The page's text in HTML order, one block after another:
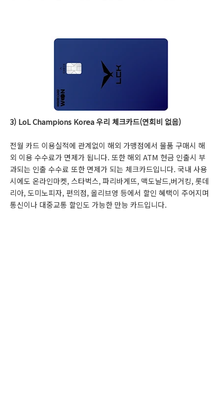
3) LoL Champions Korea 우리 체크카드(연회비 없음)
전월 카드 이용실적에 관계없이 해외 가맹점에서 물품 구매시 해
외 이용 수수료가 면제가 됩니다. 또한 해외 ATM 현금 인출시 부
과되는 인출 수수료 또한 면제가 되는 체크카드입니다. 국내 사용
시에도 온라인마켓, 스타벅스, 파리바게뜨, 맥도날드,버거킹, 롯데
리아, 도미노피자, 편의점, 올리브영 등에서 할인 혜택이 주어지며
통신이나 대중교통 할인도 가능한 만능 카드입니다.